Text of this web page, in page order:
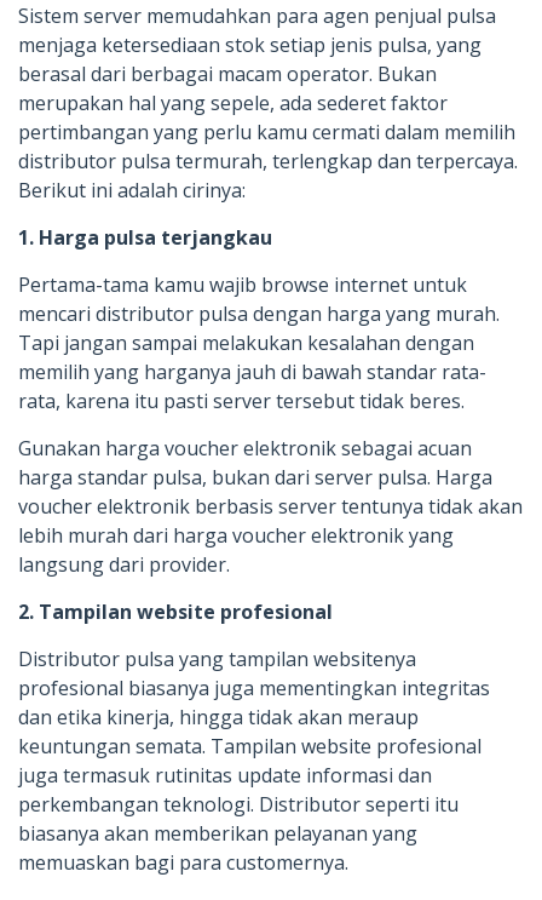
Sistem server memudahkan para agen penjual pulsa
menjaga ketersediaan stok setiap jenis pulsa, yang
berasal dari berbagai macam operator. Bukan
merupakan hal yang sepele, ada sederet faktor
pertimbangan yang perlu kamu cermati dalam memilih
distributor pulsa termurah, terlengkap dan terpercaya.
Berikut ini adalah cirinya:
1. Harga pulsa terjangkau
Pertama-tama kamu wajib browse internet untuk
mencari distributor pulsa dengan harga yang murah.
Tapi jangan sampai melakukan kesalahan dengan
memilih yang harganya jauh di bawah standar rata-
rata, karena itu pasti server tersebut tidak beres.
Gunakan harga voucher elektronik sebagai acuan
harga standar pulsa, bukan dari server pulsa. Harga
voucher elektronik berbasis server tentunya tidak akan
lebih murah dari harga voucher elektronik yang
langsung dari provider.
2. Tampilan website profesional
Distributor pulsa yang tampilan websitenya
profesional biasanya juga mementingkan integritas
dan etika kinerja, hingga tidak akan meraup
keuntungan semata. Tampilan website profesional
juga termasuk rutinitas update informasi dan
perkembangan teknologi. Distributor seperti itu
biasanya akan memberikan pelayanan yang
memuaskan bagi para customernya.